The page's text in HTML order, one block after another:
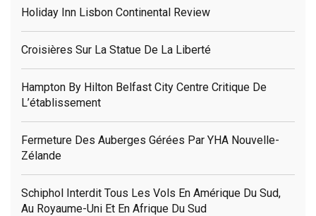
Holiday Inn Lisbon Continental Review
Croisières Sur La Statue De La Liberté
Hampton By Hilton Belfast City Centre Critique De
L’établissement
Fermeture Des Auberges Gérées Par YHA Nouvelle-
Zélande
Schiphol Interdit Tous Les Vols En Amérique Du Sud,
Au Royaume-Uni Et En Afrique Du Sud